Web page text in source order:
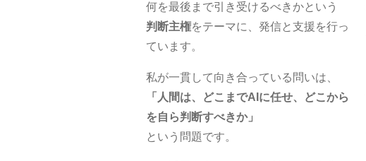
何を最後まで引き受けるべきかという
判断主権をテーマに、発信と支援を行っ
ています。
私が一貫して向き合っている問いは、
「人間は、どこまでAIに任せ、どこから
を自ら判断すべきか」
という問題です。